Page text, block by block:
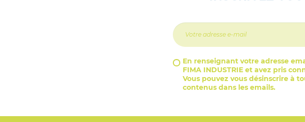
En renseignant votre adresse
FIMA INDUSTRIE et avez pris
Vous pouvez vous désinscrire à
contenus dans les emails.